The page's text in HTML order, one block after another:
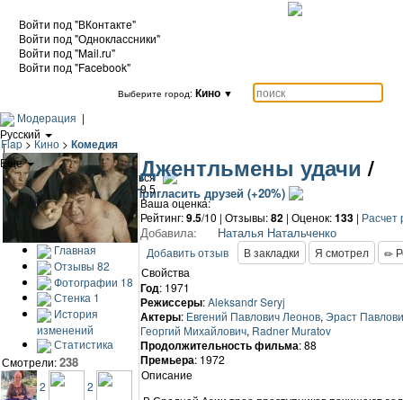
Войти под "ВКонтакте"
Войти под "Одноклассники"
Войти под "Mail.ru"
Войти под "Facebook"
Выберите город: Кино ▼
Модерация |
Русский
|
Еще
|Войти / Зарегистрироваться
Добавить кино Пригласить друзей (+20%)
Flap>Кино > Комедия
Главная
Отзывы 82
Фотографии 18
Стенка 1
История
изменений
Статистика
Смотрели:238
2 2
Джентльмены удачи /
9.5
Ваша оценка:
Рейтинг:9.5/10 | Отзывы:82 | Оценок:133 | Расчет
Добавила: Наталья Натальченко
Добавить отзыв В закладки Я смотрел
Свойства
Год: 1971
Режиссеры:Aleksandr Seryj
Актеры: Евгений Павлович Леонов, Эраст
Георгий Михайлович, Radner Muratov
Продолжительность фильма: 88
Премьера: 1972
Описание